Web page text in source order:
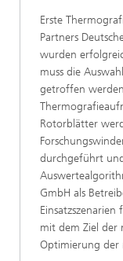
Erste
Partners
wurden
muss die
getroffen
Rotorblätter
durchgeführt
GmbH als
mit dem Ziel der
Optimierung der